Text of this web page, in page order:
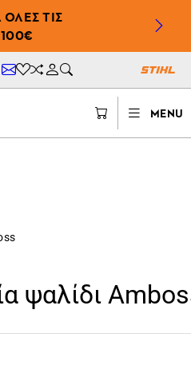
ΤΙΣ
MENU
ψαλίδι